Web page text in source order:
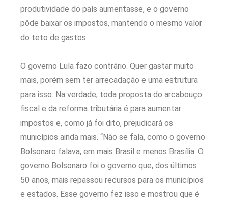
produtividade do país aumentasse, e o governo
pôde baixar os impostos, mantendo o mesmo valor
do teto de gastos.
O governo Lula fazo contrário. Quer gastar muito
mais, porém sem ter arrecadação e uma estrutura
para isso. Na verdade, toda proposta do arcabouço
fiscal e da reforma tributária é para aumentar
impostos e, como já foi dito, prejudicará os
municípios ainda mais. “Não se fala, como o governo
Bolsonaro falava, em mais Brasil e menos Brasília. O
governo Bolsonaro foi o governo que, dos últimos
50 anos, mais repassou recursos para os municípios
e estados. Esse governo fez isso e mostrou que é